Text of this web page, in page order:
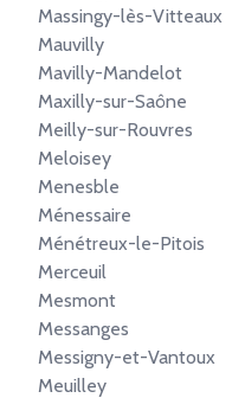
Massingy-lès-Vitteaux
Mauvilly
Mavilly-Mandelot
Maxilly-sur-Saône
Meilly-sur-Rouvres
Meloisey
Menesble
Ménessaire
Ménétreux-le-Pitois
Merceuil
Mesmont
Messanges
Messigny-et-Vantoux
Meuilley